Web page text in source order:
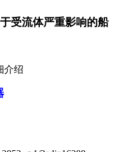
受流体严重影响的船
介绍